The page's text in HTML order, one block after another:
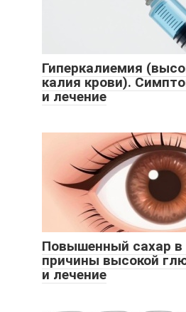
Гиперкалиемия
калия крови).
и лечение
Повышенный сахар в
причины высокой
и лечение